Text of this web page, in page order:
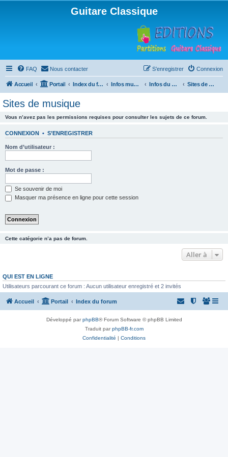
Guitare Classique
FAQ Nous contacter Connexion
S’enregistrer
Accueil Portail Index du forum Infos musicales Infos du Web Sites de musique
Sites de musique
Vous n’avez pas les permissions requises pour consulter les sujets de ce forum.
CONNEXION • S’ENREGISTRER
Nom d’utilisateur :
Mot de passe :
Se souvenir de moi
Masquer ma présence en ligne pour cette session
Cette catégorie n’a pas de forum.
Aller à
QUI EST EN LIGNE
Utilisateurs parcourant ce forum : Aucun utilisateur enregistré et 2 invités
Accueil Portail Index du forum
Développé parphpBB® Forum Software © phpBB Limited
Traduit parphpBB-fr.com
Confidentialité | Conditions